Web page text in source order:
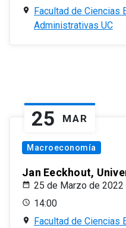
Facultad de Ciencias
Administrativas UC
25 MAR
Macroeconomía
Jan Eeckhout,
25 de Marzo de 2022
14:00
Facultad de Ciencias